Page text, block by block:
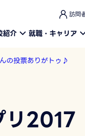
このページの
訪問
紹介 就職・キャリア
の投票ありがトゥ♪
リ